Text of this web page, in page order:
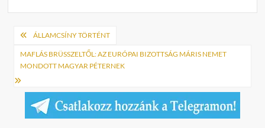
Bejegyzés
navigáció
ÁLLAMCSÍNY TÖRTÉNT
MAFLÁS BRÜSSZELTŐL: AZ EURÓPAI BIZOTTSÁG MÁRIS NEMET
MONDOTT MAGYAR PÉTERNEK